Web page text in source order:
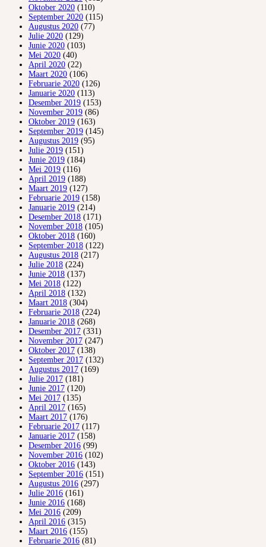
Oktober 2020 (110)
September 2020 (115)
Augustus 2020 (77)
Julie 2020 (129)
Junie 2020 (103)
Mei 2020 (40)
April 2020 (22)
Maart 2020 (106)
Februarie 2020 (126)
Januarie 2020 (113)
Desember 2019 (153)
November 2019 (86)
Oktober 2019 (163)
September 2019 (145)
Augustus 2019 (95)
Julie 2019 (151)
Junie 2019 (184)
Mei 2019 (116)
April 2019 (188)
Maart 2019 (127)
Februarie 2019 (158)
Januarie 2019 (214)
Desember 2018 (171)
November 2018 (105)
Oktober 2018 (160)
September 2018 (122)
Augustus 2018 (217)
Julie 2018 (224)
Junie 2018 (137)
Mei 2018 (122)
April 2018 (132)
Maart 2018 (304)
Februarie 2018 (224)
Januarie 2018 (268)
Desember 2017 (331)
November 2017 (247)
Oktober 2017 (138)
September 2017 (132)
Augustus 2017 (169)
Julie 2017 (181)
Junie 2017 (120)
Mei 2017 (135)
April 2017 (165)
Maart 2017 (176)
Februarie 2017 (117)
Januarie 2017 (158)
Desember 2016 (99)
November 2016 (102)
Oktober 2016 (143)
September 2016 (151)
Augustus 2016 (297)
Julie 2016 (161)
Junie 2016 (168)
Mei 2016 (209)
April 2016 (315)
Maart 2016 (155)
Februarie 2016 (81)